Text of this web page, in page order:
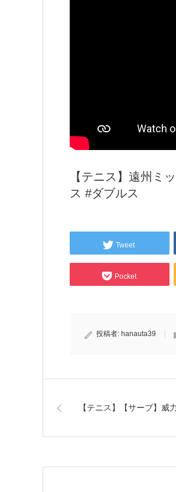
【テニス】遠州ミ
ス #ダブルス
Tweet
Pocket
投稿者: hanauta39
【テニス】【サーブ】威